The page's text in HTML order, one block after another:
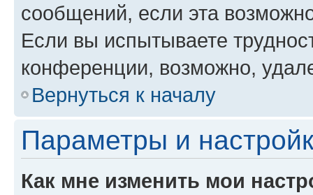
сообщений, если эта
Если вы испытываете
конференции, возможно,
Вернуться к началу
Параметры и
Как мне изменить мои